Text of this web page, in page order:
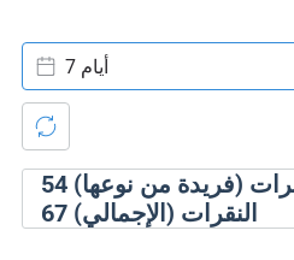
54 (فريدة من نوعها)
67 النقرات (الإجمالي)
7 أيام